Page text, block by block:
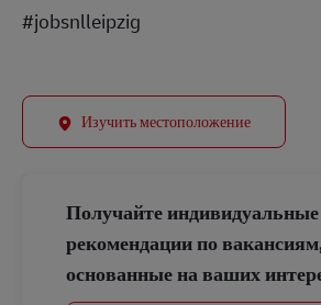
#jobsnlleipzig
Изучить местоположение
Получайте индивидуальные
рекомендации по
основанные на ваших